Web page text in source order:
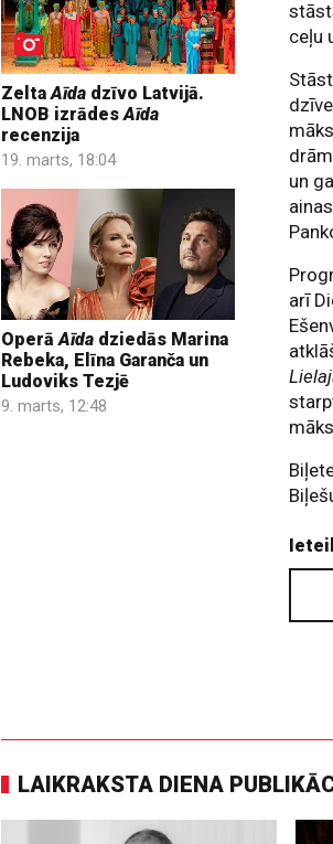
ZeltaAīda dzīvo Latvijā.
LNOB izrādesAīda
recenzija
19. marts, 18:04
OperāAīda dziedās Marina
Rebeka, Elīna Garanča un
Ludoviks Tezjē
9. marts, 12:48
ceļu
un
arī
LAIKRAKSTA DIENA